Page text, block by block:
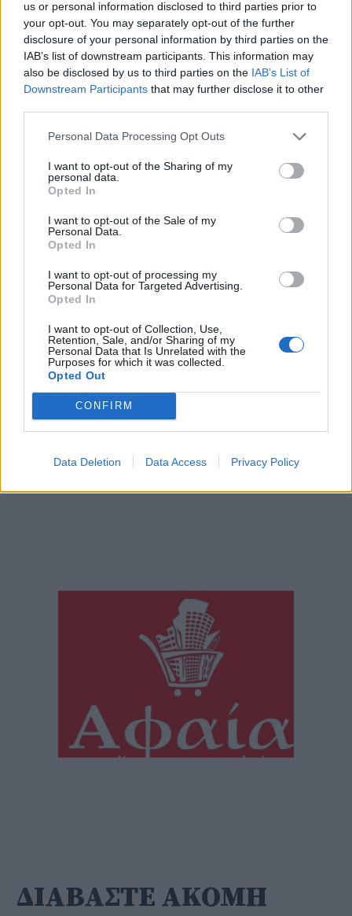
us or personal information disclosed to third parties prior to
your opt-out. You may separately opt-out of the further
disclosure of your personal information by third parties on the
IAB’s list of downstream participants. This information may
also be disclosed by us to third parties on the IAB’s List of
Downstream Participants that may further disclose it to other
Personal Data Processing Opt Outs
I want to opt-out of the Sharing of my
personal data.
Opted In
I want to opt-out of the Sale of my
Personal Data.
Opted In
I want to opt-out of processing my
Personal Data for Targeted Advertising.
Opted In
I want to opt-out of Collection, Use,
Retention, Sale, and/or Sharing of my
Personal Data that Is Unrelated with the
Purposes for which it was collected.
Opted Out
CONFIRM
Data Deletion Data Access Privacy Policy
ΔΙΑΒΑΣΤΕ ΑΚΟΜΗ